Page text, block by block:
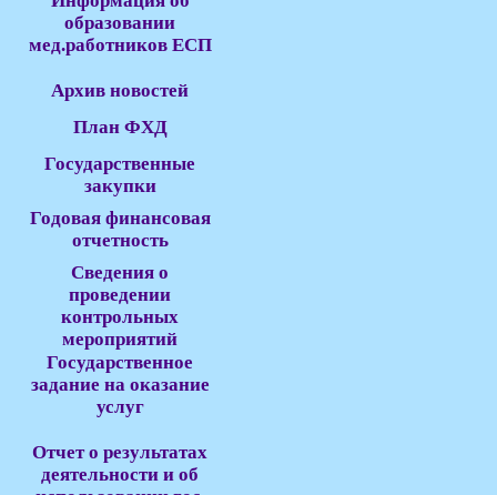
образовании
мед.работников ЕСП
Архив новостей
План ФХД
Государственные
закупки
Годовая финансовая
отчетность
Сведения о
проведении
контрольных
мероприятий
Государственное
задание на оказание
услуг
Отчет о результатах
деятельности и об